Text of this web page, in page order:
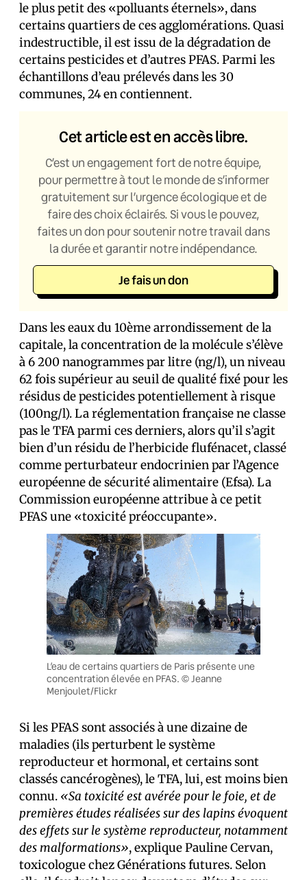
le plus petit des «polluants éternels», dans
certains quartiers de ces agglomérations. Quasi
indestructible, il est issu de la dégradation de
certains pesticides et d’autres PFAS. Parmi les
échantillons d’eau prélevés dans les 30
communes, 24 en contiennent.
Cet article est en accès libre.
C’est un engagement fort de notre équipe,
pour permettre à tout le monde de s’informer
gratuitement sur l’urgence écologique et de
faire des choix éclairés. Si vous le pouvez,
faites un don pour soutenir notre travail dans
la durée et garantir notre indépendance.
Je fais un don
Dans les eaux du 10ème arrondissement de la
capitale, la concentration de la molécule s’élève
à 6 200 nanogrammes par litre (ng/l), un niveau
62 fois supérieur au seuil de qualité fixé pour les
résidus de pesticides potentiellement à risque
(100ng/l). La réglementation française ne classe
pas le TFA parmi ces derniers, alors qu’il s’agit
bien d’un résidu de l’herbicide flufénacet, classé
comme perturbateur endocrinien par l’Agence
européenne de sécurité alimentaire (Efsa). La
Commission européenne attribue à ce petit
PFAS une «toxicité préoccupante».
L’eau de certains quartiers de Paris présente une
concentration élevée en PFAS. © Jeanne
Menjoulet/Flickr
Si les PFAS sont associés à une dizaine de
maladies (ils perturbent le système
reproducteur et hormonal, et certains sont
classés cancérogènes), le TFA, lui, est moins bien
connu. «Sa toxicité est avérée pour le foie, et de
premières études réalisées sur des lapins évoquent
des effets sur le système reproducteur, notamment
des malformations», explique Pauline Cervan,
toxicologue chez Générations futures. Selon